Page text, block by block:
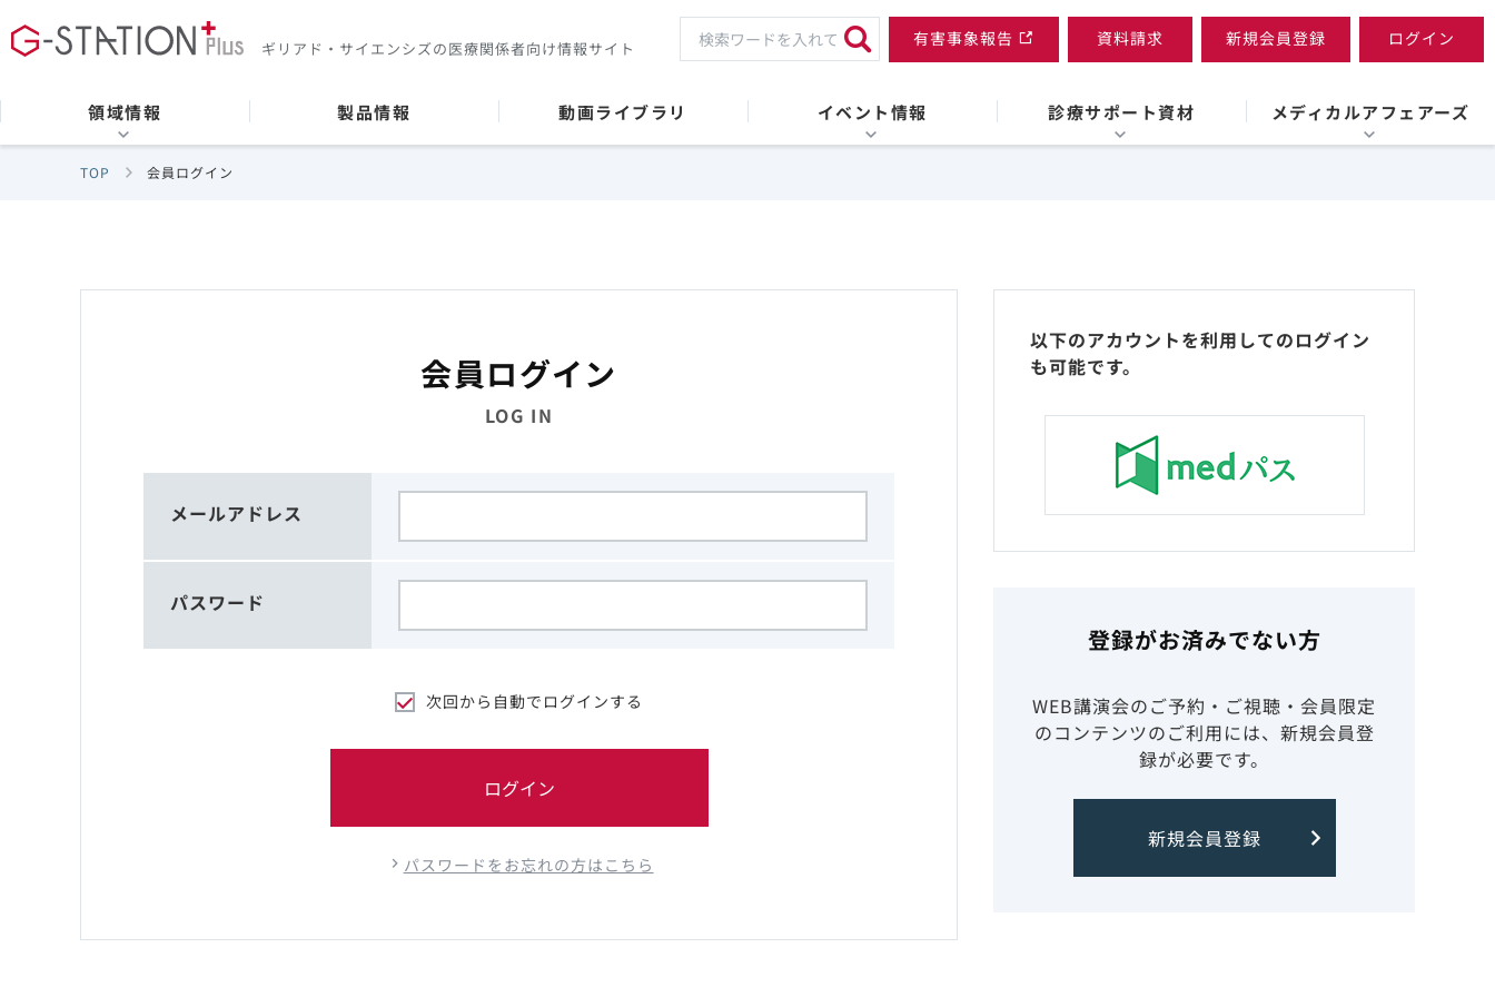
ギリアド・サイエンシズの医療関係者向け情報サイト 有害事象報告 資料請求 新規会員登録 ログイン
領域情報 製品情報 動画ライブラリ イベント情報 診療サポート資材 メディカルアフェアーズ
TOP 会員ログイン
会員ログイン
LOG IN
メールアドレス
パスワード
次回から自動でログインする
ログイン
パスワードをお忘れの方はこちら
以下のアカウントを利用してのログイン
も可能です。
登録がお済みでない方
WEB講演会のご予約・ご視聴・会員限定
のコンテンツのご利用には、新規会員登
録が必要です。
新規会員登録